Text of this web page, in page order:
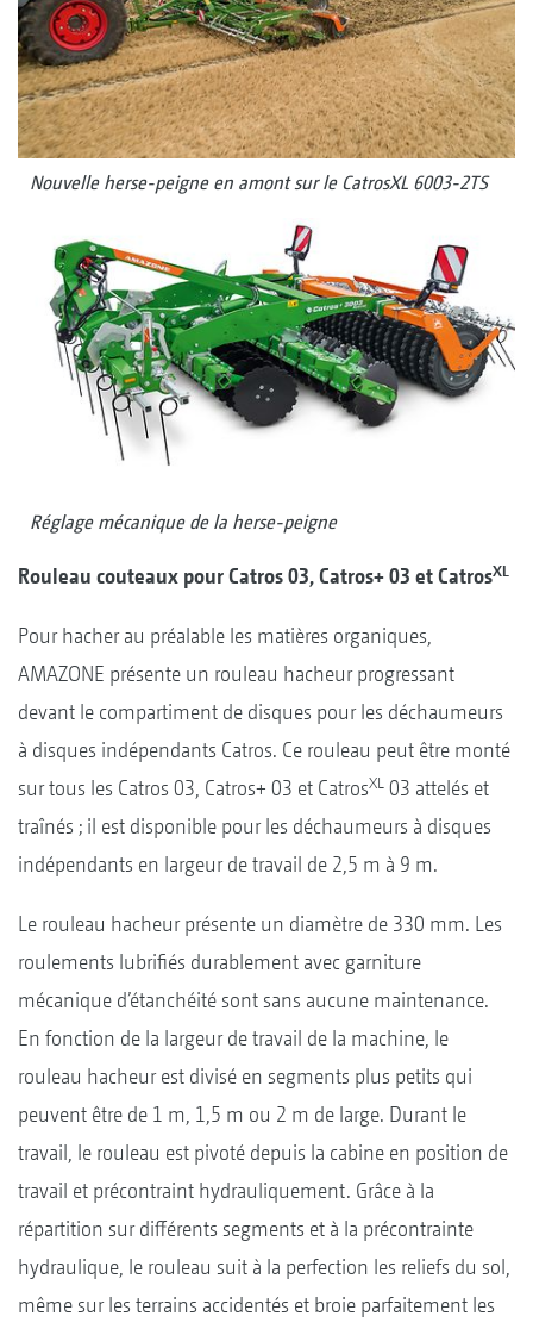
Nouvelle herse-peigne en amont sur le CatrosXL 6003-2TS
Réglage mécanique de la herse-peigne
Rouleau couteaux pour Catros 03, Catros+ 03 et CatrosXL
Pour hacher au préalable les matières organiques,
AMAZONE présente un rouleau hacheur progressant
devant le compartiment de disques pour les déchaumeurs
à disques indépendants Catros. Ce rouleau peut être monté
sur tous les Catros 03, Catros+ 03 et CatrosXL 03 attelés et
traînés ; il est disponible pour les déchaumeurs à disques
indépendants en largeur de travail de 2,5 m à 9 m.
Le rouleau hacheur présente un diamètre de 330 mm. Les
roulements lubrifiés durablement avec garniture
mécanique d’étanchéité sont sans aucune maintenance.
En fonction de la largeur de travail de la machine, le
rouleau hacheur est divisé en segments plus petits qui
peuvent être de 1 m, 1,5 m ou 2 m de large. Durant le
travail, le rouleau est pivoté depuis la cabine en position de
travail et précontraint hydrauliquement. Grâce à la
répartition sur différents segments et à la précontrainte
hydraulique, le rouleau suit à la perfection les reliefs du sol,
même sur les terrains accidentés et broie parfaitement les